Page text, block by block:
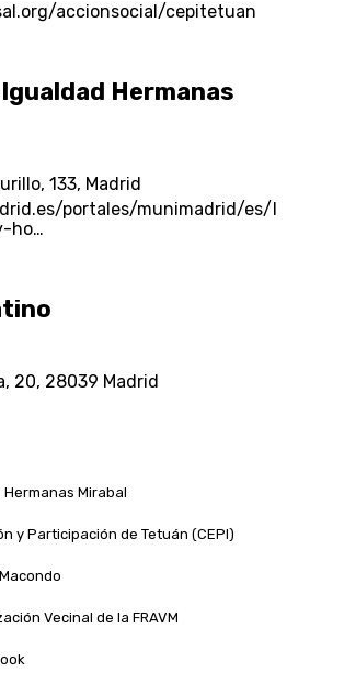
accionsocial/cepitetuan
Hermanas
133, Madrid
portales/munimadrid/es/Inicio/
ho…
20, 28039 Madrid
Mirabal
y Participación de Tetuán (CEPI)
Vecinal de la FRAVM